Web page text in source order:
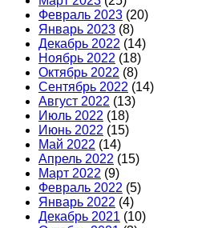
Февраль 2023 (20)
Январь 2023 (8)
Декабрь 2022 (14)
Ноябрь 2022 (18)
Октябрь 2022 (8)
Сентябрь 2022 (14)
Август 2022 (13)
Июль 2022 (18)
Июнь 2022 (15)
Май 2022 (14)
Апрель 2022 (15)
Март 2022 (9)
Февраль 2022 (5)
Январь 2022 (4)
Декабрь 2021 (10)